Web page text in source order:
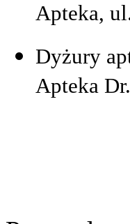
Apteka,
Dyżury
Apteka